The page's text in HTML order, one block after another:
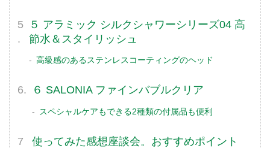
５ アラミック シルクシャワーシリーズ04 高
節水＆スタイリッシュ
高級感のあるステンレスコーティングのヘッド
６ SALONIA ファインバブルクリア
スペシャルケアもできる2種類の付属品も便利
使ってみた感想座談会。おすすめポイント